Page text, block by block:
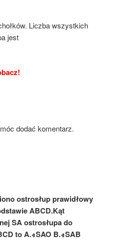
Liczba wszystkich
jest
dodać komentarz.
ostrosłup prawidłowy
ABCD.Kąt
SA ostrosłupa do
to A.∢SAO B.∢SAB